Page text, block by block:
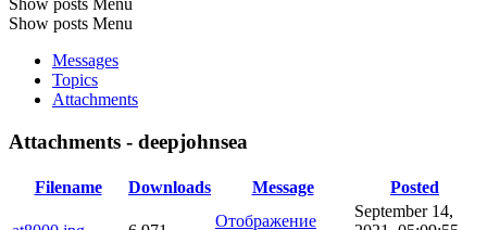
Show posts Menu
Show posts Menu
Messages
Topics
Attachments
Attachments - deepjohnsea
Filename Downloads Message Posted
Отображение
September 14,